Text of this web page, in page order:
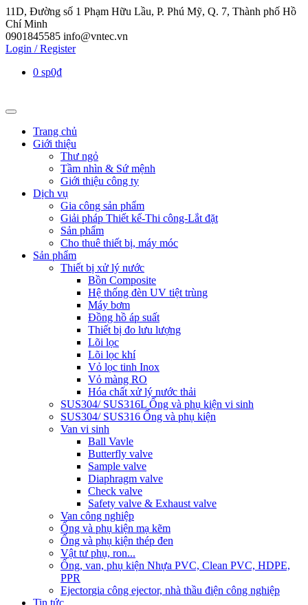
11D, Đường số 1 Phạm Hữu Lầu, P. Phú Mỹ, Q. 7, Thành phố Hồ
Chí Minh
0901845585 info@vntec.vn
Login / Register
0 sp0₫
Trang chủ
Giới thiệu
Thư ngỏ
Tầm nhìn & Sứ mệnh
Giới thiệu công ty
Dịch vụ
Gia công sản phẩm
Giải pháp Thiết kế-Thi công-Lắt đặt
Sản phẩm
Cho thuê thiết bị, máy móc
Sản phẩm
Thiết bị xử lý nước
Bồn Composite
Hệ thống đèn UV tiệt trùng
Máy bơm
Đồng hồ áp suất
Thiết bị đo lưu lượng
Lõi lọc
Lõi lọc khí
Vỏ lọc tinh Inox
Vỏ màng RO
Hóa chất xử lý nước thải
SUS304/ SUS316L Ống và phụ kiện vi sinh
SUS304/ SUS316 Ống và phụ kiện
Van vi sinh
Ball Vavle
Butterfly valve
Sample valve
Diaphragm valve
Check valve
Safety valve & Exhaust valve
Van công nghiệp
Ống và phụ kiện mạ kẽm
Ống và phụ kiện thép đen
Vật tư phụ, ron...
Ống, van, phụ kiện Nhựa PVC, Clean PVC, HDPE,
PPR
Ejectorgia công ejector, nhà thầu điện công nghiệp
Tin tức